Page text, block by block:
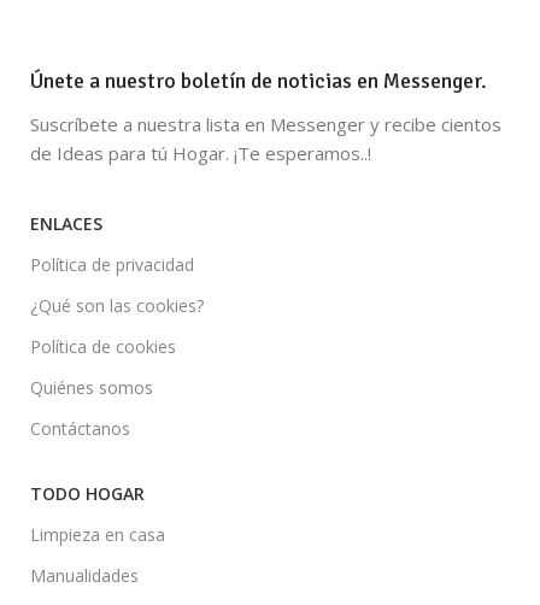
Únete a nuestro boletín de noticias en Messenger.
Suscríbete a nuestra lista en Messenger y recibe cientos
de Ideas para tú Hogar. ¡Te esperamos..!
ENLACES
Política de privacidad
¿Qué son las cookies?
Política de cookies
Quiénes somos
Contáctanos
TODO HOGAR
Limpieza en casa
Manualidades